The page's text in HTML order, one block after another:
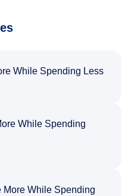
While Spending Less
While Spending
More While Spending